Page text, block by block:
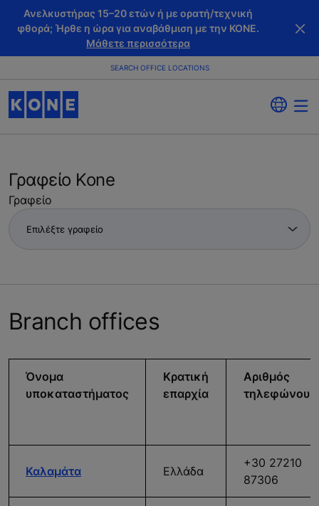
Ανελκυστήρας 15–20 ετών ή με ορατή/τεχνική
φθορά; Ήρθε η ώρα για αναβάθμιση με την KONE.
Μάθετε περισσότερα
SEARCH OFFICE LOCATIONS
Γραφείο Kone
Γραφείο
Branch offices
Όνομα
υποκαταστήματος
Κρατική
επαρχία
Αριθμός
τηλεφώνου
Καλαμάτα Ελλάδα
+30 27210
87306